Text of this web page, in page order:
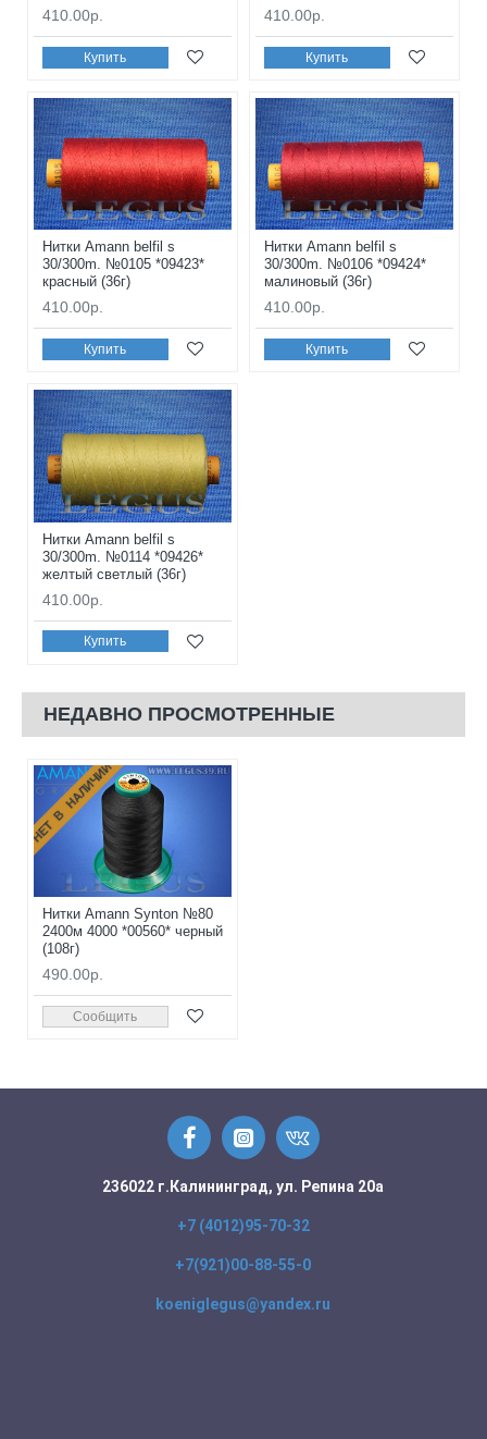
410.00р.
Купить
410.00р.
Купить
Нитки Amann belfil s
30/300m. №0105 *09423*
красный (36г)
410.00р.
Купить
Нитки Amann belfil s
30/300m. №0106 *09424*
малиновый (36г)
410.00р.
Купить
Нитки Amann belfil s
30/300m. №0114 *09426*
желтый светлый (36г)
410.00р.
Купить
НЕДАВНО ПРОСМОТРЕННЫЕ
НЕТ В НАЛИЧИИ
Нитки Amann Synton №80
2400м 4000 *00560* черный
(108г)
490.00р.
Сообщить
236022 г.Калининград, ул. Репина 20а
+7 (4012)95-70-32
+7(921)00-88-55-0
koeniglegus@yandex.ru